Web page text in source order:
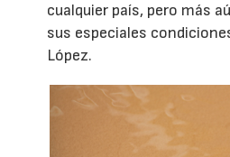
cualquier país, pero más
sus especiales
López.